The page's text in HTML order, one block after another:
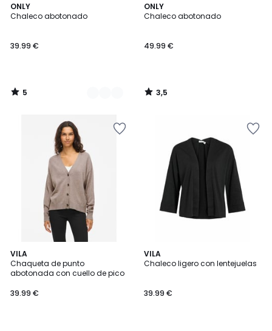
ONLY
Chaleco abotonado
39.99 €
5
/
2
Colores
5
/
ONLY
Chaleco abotonado
49.99 €
3,5
/ 5
3,5
/
VILA
Chaqueta de punto
abotonada con cuello de pico
39.99 €
3,5
/ 5
VILA
Chaleco ligero con lentejuelas
39.99 €